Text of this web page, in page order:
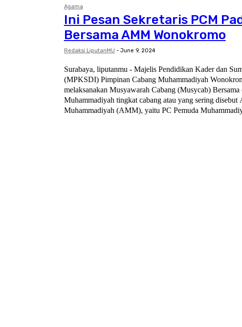
Agama
Ini Pesan Sekretaris PCM
Bersama AMM Wonokromo
Redaksi LiputanMU - June 9, 2024
Surabaya, liputanmu - Majelis Pendidikan Kader dan
(MPKSDI) Pimpinan Cabang Muhammadiyah
melaksanakan Musyawarah Cabang (Musycab) Bersama
Muhammadiyah tingkat cabang atau yang sering disebut
Muhammadiyah (AMM), yaitu PC Pemuda